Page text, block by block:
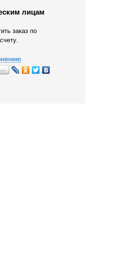
лицам
заказ по